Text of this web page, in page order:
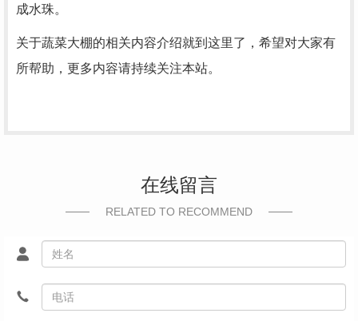
成水珠。
关于蔬菜大棚的相关内容介绍就到这里了，希望对大家有
所帮助，更多内容请持续关注本站。
在线留言
RELATED TO RECOMMEND